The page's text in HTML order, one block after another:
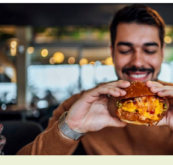
Recepty
Články
TV Program
Škola vaření
Recepty z TV